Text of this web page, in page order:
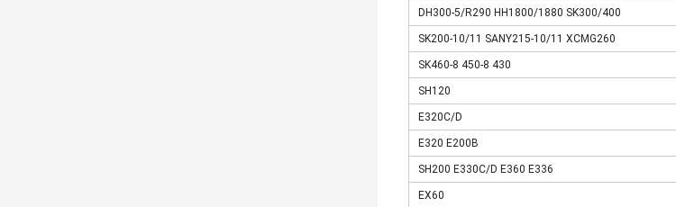
DH300-5/R290 HH1800/1880 SK300/400
SK200-10/11 SANY215-10/11 XCMG260
SK460-8 450-8 430
SH120
E320C/D
E320 E200B
SH200 E330C/D E360 E336
EX60